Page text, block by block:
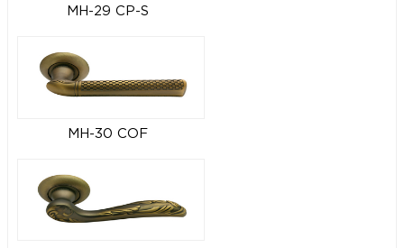
MH-29 CP-S
MH-30 COF